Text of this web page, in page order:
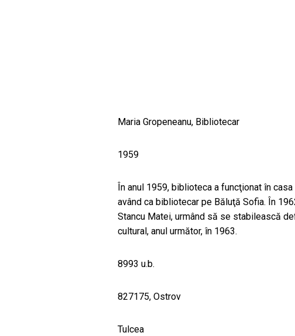
Maria Gropeneanu, Bibliotecar
1959
În anul 1959, biblioteca a funcţionat în
având ca bibliotecar pe Băluţă Sofia. În
Stancu Matei, urmând să se stabilească
cultural, anul următor, în 1963.
8993 u.b.
827175, Ostrov
Tulcea